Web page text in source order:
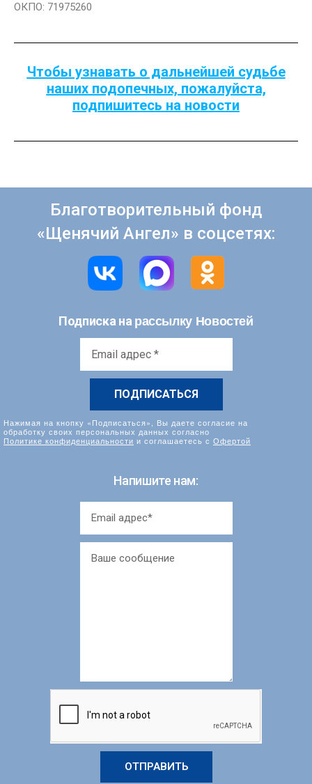
ОКПО: 71975260
Чтобы узнавать о дальнейшей судьбе
наших подопечных, пожалуйста,
подпишитесь на новости
Благотворительный фонд
«Щенячий Ангел» в соцсетях:
Подписка на рассылку Новостей
Нажимая на кнопку «Подписаться», Вы даете согласие на
обработку своих персональных данных согласно
Политике конфиденциальности и соглашаетесь с Офертой
Напишите нам:
ОТПРАВИТЬ